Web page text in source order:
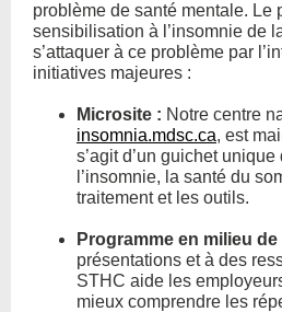
problème de santé mentale. Le
sensibilisation à l’insomnie de
s’attaquer à ce problème par
initiatives majeures :
Microsite : Notre centre
insomnia.mdsc.ca, est
s’agit d’un guichet unique
l’insomnie, la santé du
traitement et les outils.
Programme en milieu de
présentations et à des
STHC aide les
mieux comprendre les